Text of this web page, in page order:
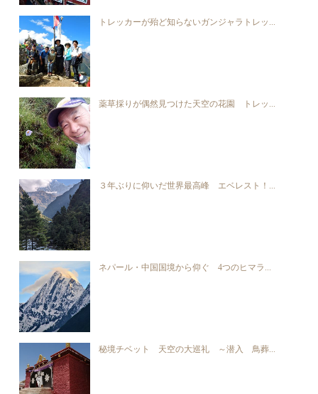
トレッカーが殆ど知らないガンジャラトレッ...
薬草採りが偶然見つけた天空の花園 トレッ...
３年ぶりに仰いだ世界最高峰 エベレスト！...
ネパール・中国国境から仰ぐ 4つのヒマラ...
秘境チベット 天空の大巡礼 ～潜入 鳥葬...